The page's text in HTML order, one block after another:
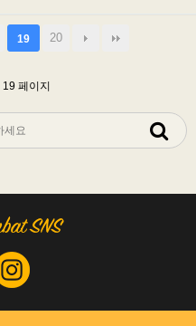
19 20
19 페이지